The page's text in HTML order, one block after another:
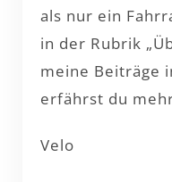
als nur ein
in der Rubrik
meine Beiträge
erfährst du
Velo